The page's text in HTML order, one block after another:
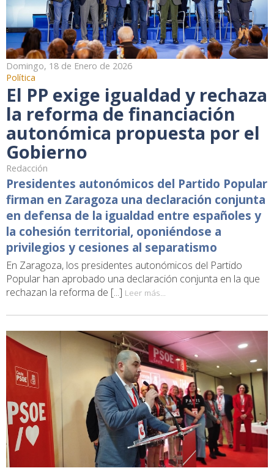
Domingo, 18 de Enero de 2026
Política
El PP exige igualdad y rechaza
la reforma de financiación
autonómica propuesta por el
Gobierno
Redacción
Presidentes autonómicos del Partido Popular
firman en Zaragoza una declaración conjunta
en defensa de la igualdad entre españoles y
la cohesión territorial, oponiéndose a
privilegios y cesiones al separatismo
En Zaragoza, los presidentes autonómicos del Partido
Popular han aprobado una declaración conjunta en la que
rechazan la reforma de [...] Leer más...